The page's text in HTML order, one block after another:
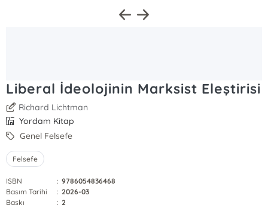
Liberal İdeolojinin Marksist Eleştirisi
Richard Lichtman
Yordam Kitap
Genel Felsefe
Felsefe
ISBN : 9786054836468
Basım Tarihi
: 2026-03
Baskı
: 2